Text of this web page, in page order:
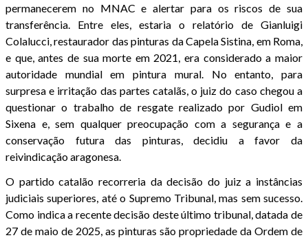
permanecerem no MNAC e alertar para os riscos de sua
transferência. Entre eles, estaria o relatório de Gianluigi
Colalucci, restaurador das pinturas da Capela Sistina, em Roma,
e que, antes de sua morte em 2021, era considerado a maior
autoridade mundial em pintura mural. No entanto, para
surpresa e irritação das partes catalãs, o juiz do caso chegou a
questionar o trabalho de resgate realizado por Gudiol em
Sixena e, sem qualquer preocupação com a segurança e a
conservação futura das pinturas, decidiu a favor da
reivindicação aragonesa.
O partido catalão recorreria da decisão do juiz a instâncias
judiciais superiores, até o Supremo Tribunal, mas sem sucesso.
Como indica a recente decisão deste último tribunal, datada de
27 de maio de 2025, as pinturas são propriedade da Ordem de